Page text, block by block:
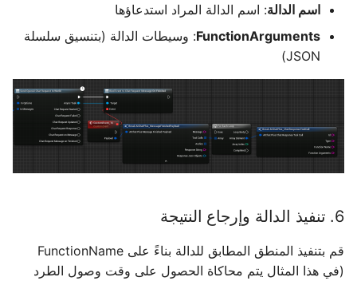
اسم الدالة: اسم الدالة المراد استدعاؤها
FunctionArguments: وسيطات الدالة (بتنسيق سلسلة
JSON)
6. تنفيذ الدالة وإرجاع النتيجة
قم بتنفيذ المنطق المطابق للدالة بناءً على FunctionName
(في هذا المثال يتم محاكاة الحصول على وقت وصول الطرد